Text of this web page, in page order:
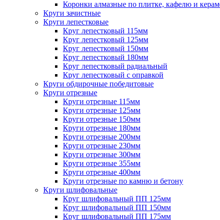
Коронки алмазные по плитке, кафелю и
Круги зачистные
Круги лепестковые
Круг лепестковый 115мм
Круг лепестковый 125мм
Круг лепестковый 150мм
Круг лепестковый 180мм
Круг лепестковый радиальный
Круг лепестковый с оправкой
Круги обдирочные победитовые
Круги отрезные
Круги отрезные 115мм
Круги отрезные 125мм
Круги отрезные 150мм
Круги отрезные 180мм
Круги отрезные 200мм
Круги отрезные 230мм
Круги отрезные 300мм
Круги отрезные 355мм
Круги отрезные 400мм
Круги отрезные по камню и бетону
Круги шлифовальные
Круг шлифовальный ПП 125мм
Круг шлифовальный ПП 150мм
Круг шлифовальный ПП 175мм